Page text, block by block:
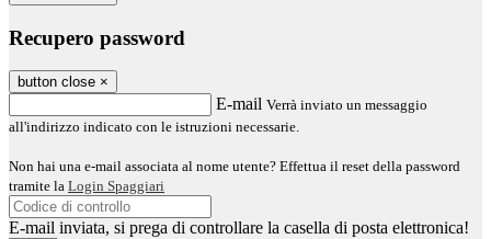
Recupero password
button close ×
E-mail Verrà inviato un messaggio
all'indirizzo indicato con le istruzioni necessarie.
Non hai una e-mail associata al nome utente? Effettua il reset della password
tramite la Login Spaggiari
E-mail inviata, si prega di controllare la casella di posta elettronica!